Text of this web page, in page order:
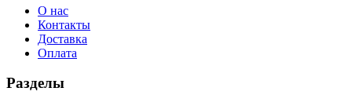
О нас
Контакты
Доставка
Оплата
Разделы